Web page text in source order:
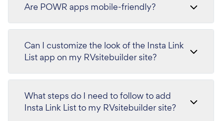
Are POWR apps mobile-friendly?
Can I customize the look of the Insta Link
List app on my RVsitebuilder site?
What steps do I need to follow to add
Insta Link List to my RVsitebuilder site?